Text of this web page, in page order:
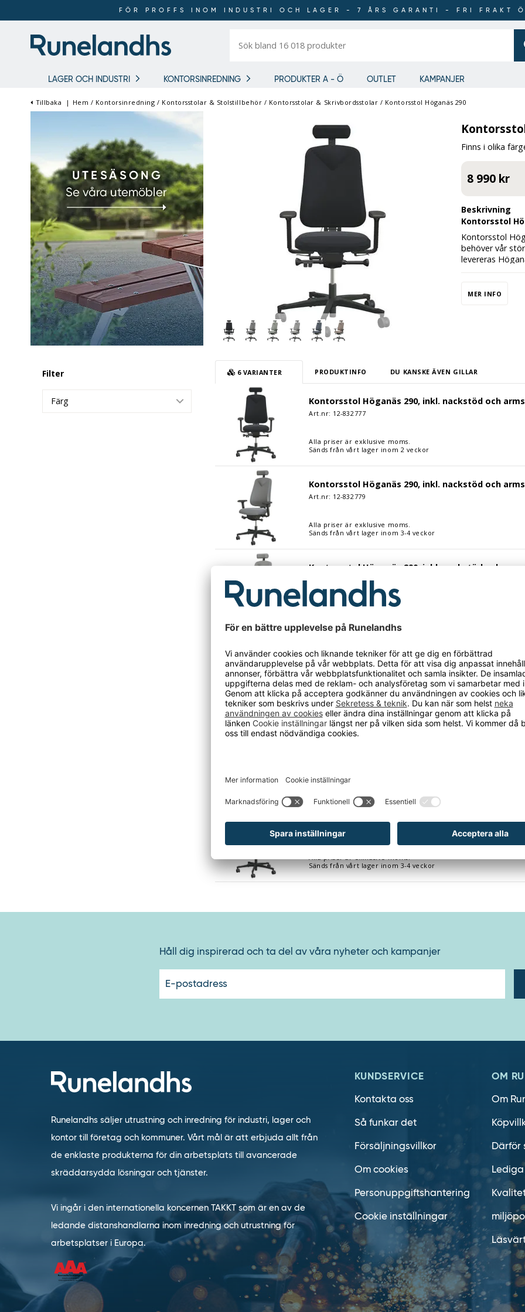
FÖR PROFFS INOM INDUSTRI OCH LAGER - 7 ÅRS GARANTI - FRI FRAKT
bland
LAGER OCH INDUSTRI KONTORSINREDNING PRODUKTER A - Ö OUTLET KAMPANJER
FÖR PROFFS INOM
INDUSTRI OCH LAGER
Tillbaka | Hem / Kontorsinredning / Kontorsstolar & Stolstillbehör / Kontorsstolar & Skrivbordsstolar / Kontorsstol Höganäs 290
Finns i olika
8 990 kr
Beskrivning
Kontorsstol
Kontorsstol
behöver vår
levereras
Stolen är
MER INFO
6VARIANTER PRODUKTINFO DU KANSKE ÄVEN GILLAR
Filter
Färg
Kontorsstol Höganäs 290, inkl. nackstöd och armstöd, svart
Kontorsstol Höganäs 290, inkl. nackstöd och
Art.nr: 12-832777
Alla priser är exklusive moms.
Sänds från vårt lager inom 2 veckor
Kontorsstol Höganäs 290, inkl. nackstöd och armstöd, grå
Kontorsstol Höganäs 290, inkl. nackstöd och
Art.nr: 12-832779
Alla priser är exklusive moms.
Sänds från vårt lager inom 3-4 veckor
Kontorsstol Höganäs 290, inkl. nackstöd och armstöd, ljusgrå
Kontorsstol Höganäs 290, inkl. nackstöd och
832780
Alla priser är exklusive moms.
Kontorsstol Höganäs 290, inkl. nackstöd och armstöd, ljusgrön
Kontorsstol Höganäs 290, inkl. nackstöd och
Art.nr: 12-832778
Alla priser är exklusive moms.
Sänds från vårt lager inom 3-4 veckor
Kontorsstol Höganäs 290, inkl. nackstöd och armstöd, blå
Kontorsstol Höganäs 290, inkl. nackstöd och
Sänds från vårt lager inom 3-4 veckor
Kontorsstol Höganäs 290, inkl. nackstöd och armstöd, rosa
Art.nr: 12-
Alla priser är exklusive moms.
Sänds från vårt lager inom 3-4 veckor
Håll dig inspirerad och ta del av våra nyheter och kampanjer
Runelandhs säljer utrustning och inredning för industri, lager och
kontor till företag och kommuner. Vårt mål är att erbjuda allt från
de enklaste produkterna för din arbetsplats till avancerade
skräddarsydda lösningar och tjänster.
Vi ingår i den internationella koncernen TAKKT som är en av de
ledande distanshandlarna inom inredning och utrustning för
arbetsplatser i Europa.
KUNDSERVICE
Kontakta oss
Så funkar det
Försäljningsvillkor
Om cookies
Personuppgiftshantering
Cookie inställningar
OM
Om
Därför